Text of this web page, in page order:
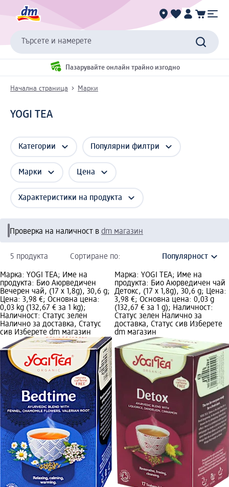
Търсете и намерете
Пазарувайте онлайн трайно изгодно
Начална страница Марки
YOGI TEA
Категории Популярни филтри
Марки Цена
Характеристики на продукта
Проверка на наличност в dm магазин
5 продукта Сортиране по:
Марка: YOGI TEA; Име на
продукта: Био Аюрведичен
Вечерен чай, (17 x 1,8g), 30,6 g;
Цена: 3,98 €; Основна цена:
0,03 kg (132,67 € за 1 kg);
Наличност: Статус зелен
Налично за доставка, Статус
сив Изберете dm магазин
Марка: YOGI TEA; Име на
продукта: Био Аюрведичен чай
Детокс, (17 x 1,8g), 30,6 g; Цена:
3,98 €; Основна цена: 0,03 g
(132,67 € за 1 g); Наличност:
Статус зелен Налично за
доставка, Статус сив Изберете
dm магазин